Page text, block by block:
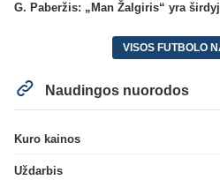
G. Paberžis: „Man Žalgiris“ yra
VISOS FUTBOLO
Naudingos nuorodos
Kuro kainos
Uždarbis